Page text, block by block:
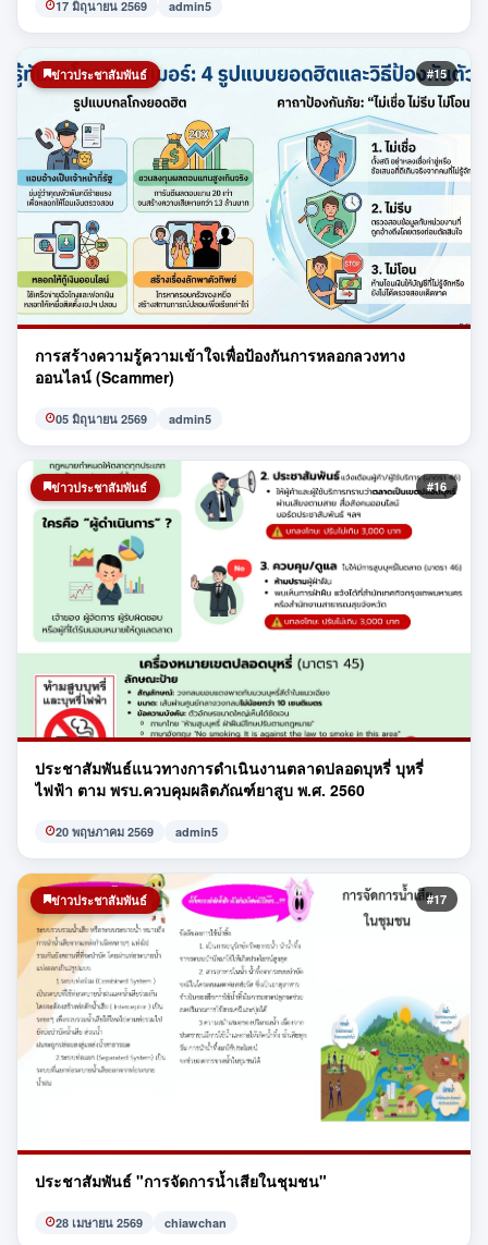
17 มิถุนายน 2569 admin5
ข่าวประชาสัมพันธ์ #15
การสร้างความรู้ความเข้าใจเพื่อป้องกันการหลอกลวงทาง
ออนไลน์ (Scammer)
05 มิถุนายน 2569 admin5
ข่าวประชาสัมพันธ์ #16
ประชาสัมพันธ์แนวทางการดำเนินงานตลาดปลอดบุหรี่ บุหรี่
ไฟฟ้า ตาม พรบ.ควบคุมผลิตภัณฑ์ยาสูบ พ.ศ. 2560
20 พฤษภาคม 2569 admin5
ข่าวประชาสัมพันธ์ #17
ประชาสัมพันธ์ "การจัดการน้ำเสียในชุมชน"
28 เมษายน 2569 chiawchan